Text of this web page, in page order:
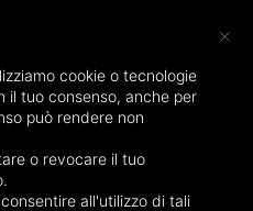
di volo a vela –
×
cookie o tecnologie
il tuo consenso, anche per
può rendere non
o revocare il tuo
all'utilizzo di tali